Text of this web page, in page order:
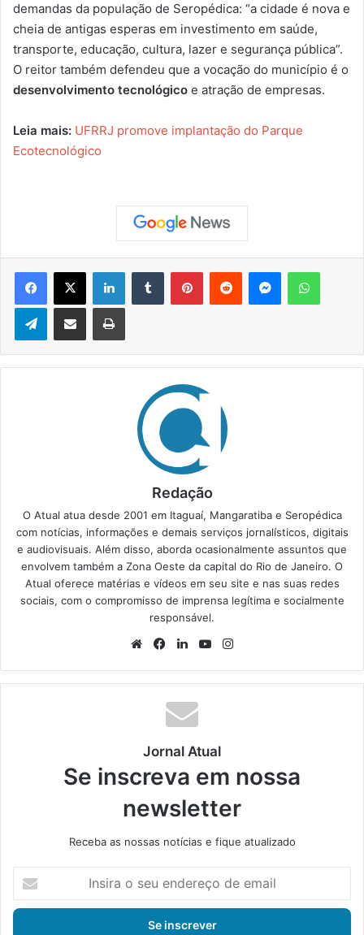
demandas da população de Seropédica: “a cidade é nova e
cheia de antigas esperas em investimento em saúde,
transporte, educação, cultura, lazer e segurança pública”.
O reitor também defendeu que a vocação do município é o
desenvolvimento tecnológico e atração de empresas.
Leia mais: UFRRJ promove implantação do Parque
Ecotecnológico
Telegram
Redação
O Atual atua desde 2001 em Itaguaí, Mangaratiba e Seropédica
com notícias, informações e demais serviços jornalísticos, digitais
e audiovisuais. Além disso, aborda ocasionalmente assuntos que
envolvem também a Zona Oeste da capital do Rio de Janeiro. O
Atual oferece matérias e vídeos em seu site e nas suas redes
sociais, com o compromisso de imprensa legítima e socialmente
responsável.
We
te
Fa
bo
ok
Lin
din
Yo
ub
ra
Jornal Atual
Se inscreva em nossa
newsletter
Receba as nossas notícias e fique atualizado
s